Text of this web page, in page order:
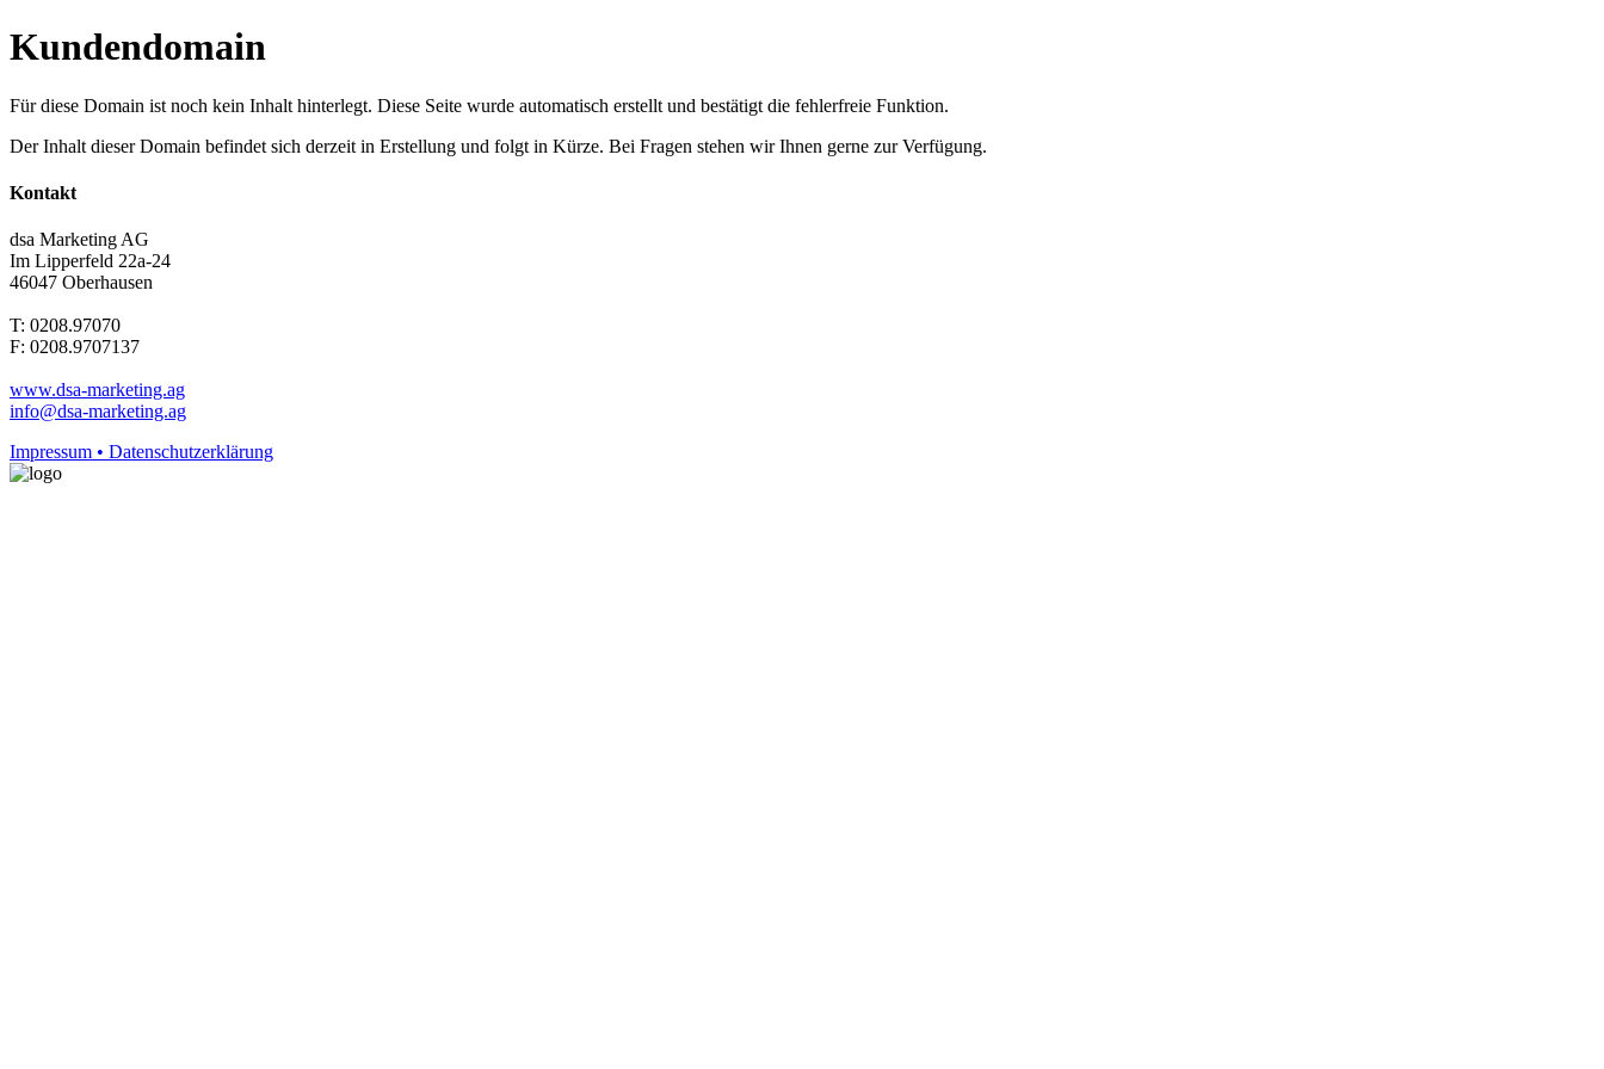
Kundendomain
Für diese Domain ist noch kein Inhalt hinterlegt. Diese Seite wurde automatisch erstellt und bestätigt die fehlerfreie Funktion.
Der Inhalt dieser Domain befindet sich derzeit in Erstellung und folgt in Kürze. Bei Fragen stehen wir Ihnen gerne zur Verfügung.
Kontakt
dsa Marketing AG
Im Lipperfeld 22a-24
46047 Oberhausen
T: 0208.97070
F: 0208.9707137
www.dsa-marketing.ag
info@dsa-marketing.ag
Impressum • Datenschutzerklärung